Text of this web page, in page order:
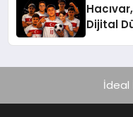
Dijital
İdeal